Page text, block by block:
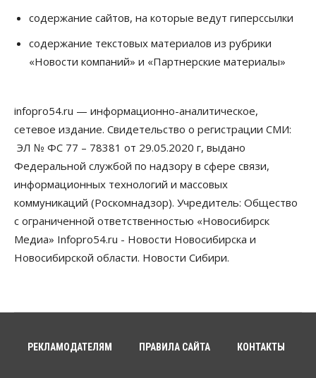
Бизнес
листы на полмиллиарда рублей
07 Августа 2026, 08:00
привлекать к разработке новых лекарств в
России
06 Августа 2026, 19:00
Мировые И Федеральные Новости
Россия построит в Киргизии новый кампус КРСУ:
30 гектаров, 15 тысяч студентов и 30 миллиардов
рублей
06 Августа 2026, 18:40
Новосибирским студентам помогают
площади участков для КРТ в Новосибирске
содержание сайтов, на которые ведут гиперссылки
содержание текстовых материалов из рубрики
«Новости компаний» и «Партнерские материалы»
infopro54.ru — информационно-аналитическое,
сетевое издание. Свидетельство о регистрации СМИ:
ЭЛ № ФС 77 – 78381 от 29.05.2020 г, выдано
Федеральной службой по надзору в сфере связи,
информационных технологий и массовых
коммуникаций (Роскомнадзор). Учредитель: Общество
с ограниченной ответственностью «Новосибирск
Медиа» Infopro54.ru - Новости Новосибирска и
Новосибирской области. Новости Сибири.
РЕКЛАМОДАТЕЛЯМ ПРАВИЛА САЙТА КОНТАКТЫ